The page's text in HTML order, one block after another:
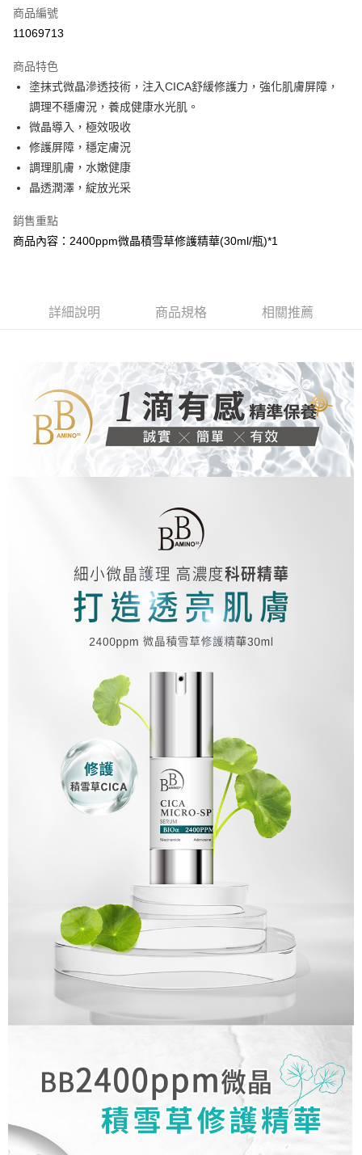
超商取貨付款
Apple Pay
街口支付
悠遊付
AFTEE先享後付
相關說明
AFTEE先享後付是「在收到商品之後才付款」的支付方式。 讓您購物簡單
便利好安心！
【「AFTEE先享後付」結帳流程】
３．收到繳費通知簡訊後14天內，點擊此簡訊中的連結，可透過四大超商／
ATM／網路銀行／等多元方式進行付款，方視為交易完成。
※ 請注意：結帳手續完成當下不需立刻繳費，但若您需要取消訂單，請聯絡
購買商品的店家。未經商家同意取消之訂單仍視為有效，需透過AFTEE先享
後付繳納相關費用。
※ 交易是否成功請以「AFTEE先享後付 」之結帳頁面顯示為準，若有關於
是否繳費成功／繳費後需取消欲退款等相關疑問，請聯繫「AFTEE先享後付
https://netprotections.freshdesk.com/support/home
１．透過由恩沛科技股份有限公司提供之「AFTEE先享後付」服務完成之交
易，需依本服務之必要範圍內提供個人資料，並將交易相關給付款項請求債
權轉讓予恩沛科技股份有限公司。
https://aftee.tw/terms/#terms3
３．未成年的使用者請事先徵得法定代理人或監護人之同意方可使用
「AFTEE先享後付」，若未經同意申辦者引起之損失，本公司不負相關責
時審查核予不同之上限額度；若仍有額度不足之情形，本公司將視審查結果
５．嚴禁一人註冊多個帳號或使用他人資訊註冊。若發現惡意使用之情形，
恩沛科技股份有限公司將有權停止該用戶之使用額度並採取法律行動。
付款後全家取貨
每筆NT$100，滿NT$799(含以上)免運費
付款後7-11取貨
每筆NT$100，滿NT$799(含以上)免運費
商品編號
11069713
商品特色
塗抹式微晶滲透技術，注入CICA舒緩修護力，強化肌膚屏障，
調理不穩膚況，養成健康水光肌。
微晶導入，極效吸收
修護屏障，穩定膚況
調理肌膚，水嫩健康
晶透潤澤，綻放光采
銷售重點
商品內容：2400ppm微晶積雪草修護精華(30ml/瓶)*1
詳細說明 商品規格 相關推薦